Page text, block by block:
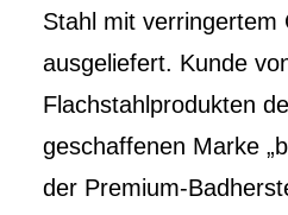
Stahl mit verringertem
ausgeliefert. Kunde
Flachstahlprodukten
geschaffenen Marke
der Premium-